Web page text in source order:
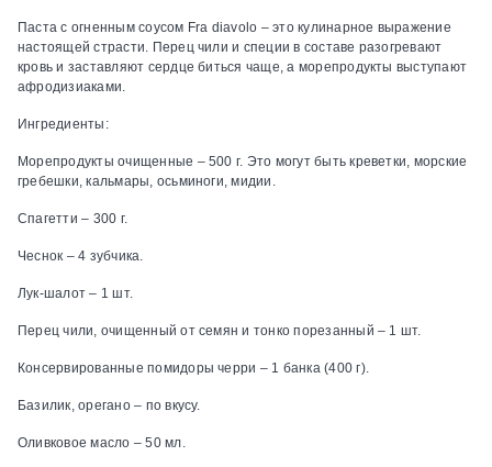
Паста с огненным соусом Fra diavolo – это кулинарное выражение
настоящей страсти. Перец чили и специи в составе разогревают
кровь и заставляют сердце биться чаще, а морепродукты выступают
афродизиаками.
Ингредиенты:
Морепродукты очищенные – 500 г. Это могут быть креветки, морские
гребешки, кальмары, осьминоги, мидии.
Спагетти – 300 г.
Чеснок – 4 зубчика.
Лук-шалот – 1 шт.
Перец чили, очищенный от семян и тонко порезанный – 1 шт.
Консервированные помидоры черри – 1 банка (400 г).
Базилик, орегано – по вкусу.
Оливковое масло – 50 мл.